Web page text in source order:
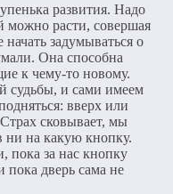
развития. Надо
можно расти, совершая
задумываться о
Она способна
к чему-то новому.
судьбы, и сами имеем
вверх или
сковывает, мы
ни на какую кнопку.
пока за нас кнопку
пока дверь сама не